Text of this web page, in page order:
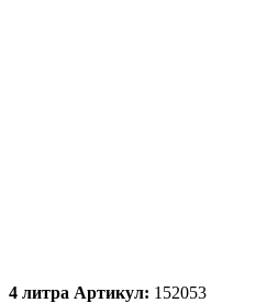
4 литра Артикул: 152053